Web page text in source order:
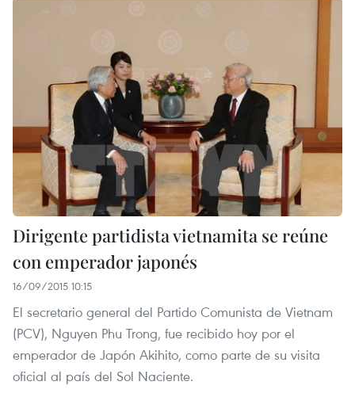
Dirigente partidista vietnamita se reúne
con emperador japonés
16/09/2015 10:15
El secretario general del Partido Comunista de Vietnam
(PCV), Nguyen Phu Trong, fue recibido hoy por el
emperador de Japón Akihito, como parte de su visita
oficial al país del Sol Naciente.